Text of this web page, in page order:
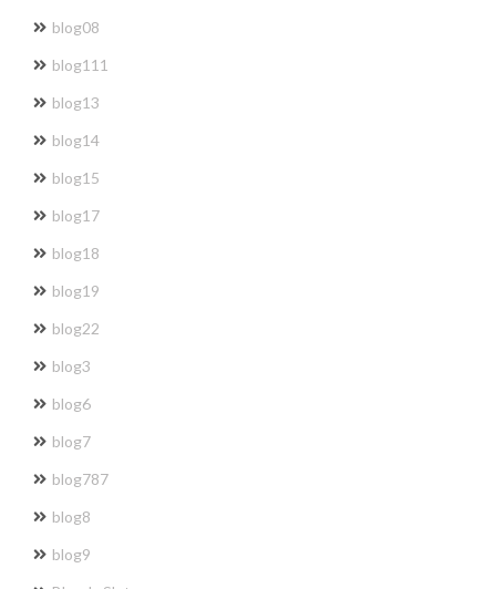
blog08
blog111
blog13
blog14
blog15
blog17
blog18
blog19
blog22
blog3
blog6
blog7
blog787
blog8
blog9